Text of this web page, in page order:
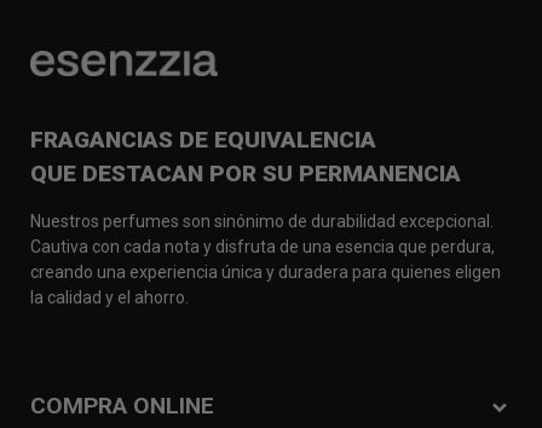
FRAGANCIAS DE EQUIVALENCIA
QUE DESTACAN POR SU PERMANENCIA
Nuestros perfumes son sinónimo de durabilidad excepcional.
Cautiva con cada nota y disfruta de una esencia que perdura,
creando una experiencia única y duradera para quienes eligen
la calidad y el ahorro.
COMPRA ONLINE